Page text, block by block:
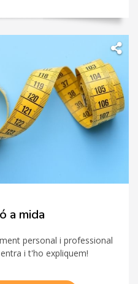
a mida
personal i professional
i t'ho expliquem!